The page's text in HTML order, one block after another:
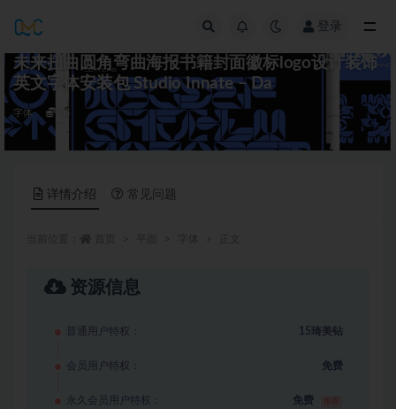
登录
未来扭曲圆角弯曲海报书籍封面徽标logo设计装饰
英文字体安装包 Studio Innate – Da
字体 15
详情介绍 常见问题
资源信息
普通用户特权： 15琦美钻
会员用户特权： 免费
永久会员用户特权： 免费